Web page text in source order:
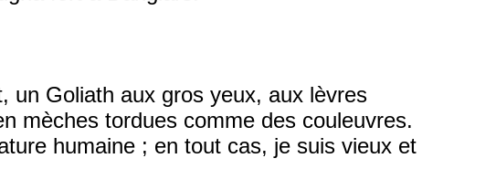
un Goliath aux gros yeux, aux lèvres
mèches tordues comme des couleuvres.
humaine ; en tout cas, je suis vieux et